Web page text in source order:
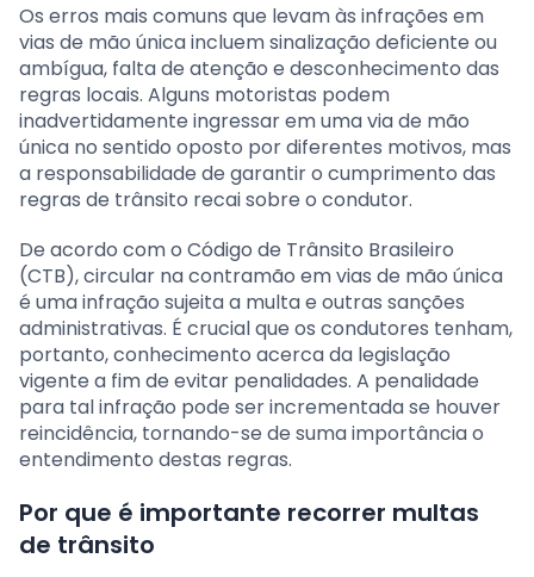
Os erros mais comuns que levam às infrações em
vias de mão única incluem sinalização deficiente ou
ambígua, falta de atenção e desconhecimento das
regras locais. Alguns motoristas podem
inadvertidamente ingressar em uma via de mão
única no sentido oposto por diferentes motivos, mas
a responsabilidade de garantir o cumprimento das
regras de trânsito recai sobre o condutor.
De acordo com o Código de Trânsito Brasileiro
(CTB), circular na contramão em vias de mão única
é uma infração sujeita a multa e outras sanções
administrativas. É crucial que os condutores tenham,
portanto, conhecimento acerca da legislação
vigente a fim de evitar penalidades. A penalidade
para tal infração pode ser incrementada se houver
reincidência, tornando-se de suma importância o
entendimento destas regras.
Por que é importante recorrer multas
de trânsito